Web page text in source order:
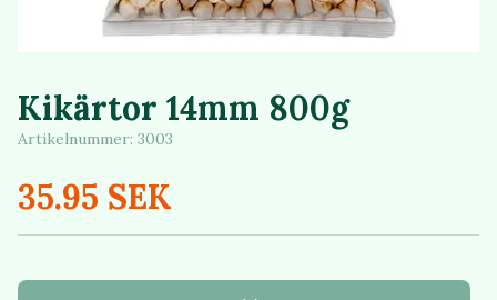
Kikärtor 14mm 800g
Artikelnummer: 3003
35.95 SEK